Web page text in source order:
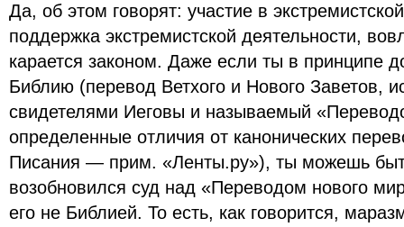
Да, об этом говорят: участие в
поддержка экстремистской деятельности,
карается законом. Даже если ты в принципе
Библию (перевод Ветхого и Нового Заветов,
свидетелями Иеговы и называемый
определенные отличия от канонических
Писания — прим. «Ленты.ру»), ты можешь
возобновился суд над «Переводом нового
его не Библией. То есть, как говорится,